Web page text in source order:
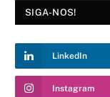
SIGA-NOS!
LinkedIn
Instagram